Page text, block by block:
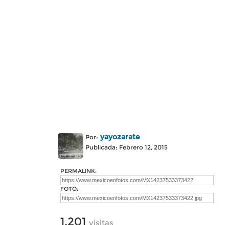
Por: yayozarate
Publicada: Febrero 12, 2015
PERMALINK:
FOTO:
1,201 visitas